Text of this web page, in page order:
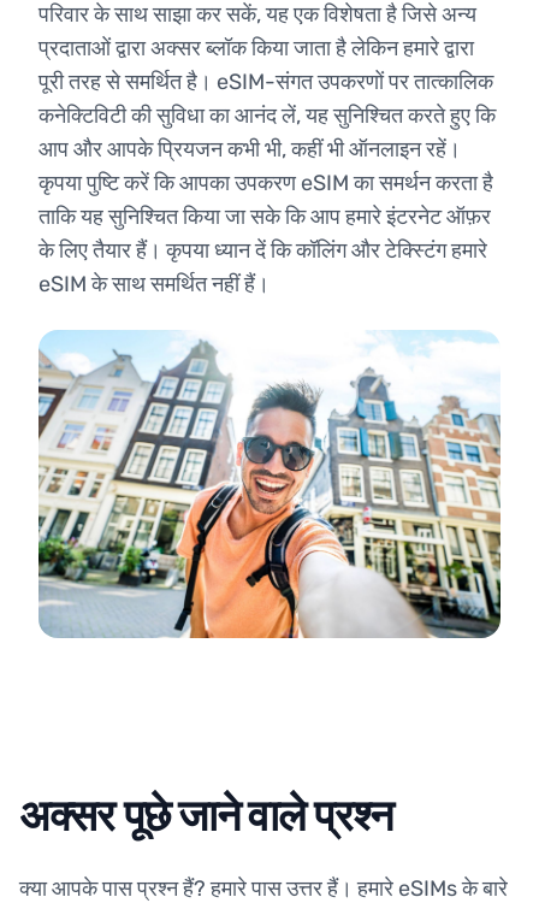
परिवार के साथ साझा कर सकें, यह एक विशेषता है जिसे अन्य
प्रदाताओं द्वारा अक्सर ब्लॉक किया जाता है लेकिन हमारे द्वारा
पूरी तरह से समर्थित है। eSIM-संगत उपकरणों पर तात्कालिक
कनेक्टिविटी की सुविधा का आनंद लें, यह सुनिश्चित करते हुए कि
आप और आपके प्रियजन कभी भी, कहीं भी ऑनलाइन रहें।
कृपया पुष्टि करें कि आपका उपकरण eSIM का समर्थन करता है
ताकि यह सुनिश्चित किया जा सके कि आप हमारे इंटरनेट ऑफ़र
के लिए तैयार हैं। कृपया ध्यान दें कि कॉलिंग और टेक्स्टिंग हमारे
eSIM के साथ समर्थित नहीं हैं।
अक्सर पूछे जाने वाले प्रश्न
क्या आपके पास प्रश्न हैं? हमारे पास उत्तर हैं। हमारे eSIMs के बारे